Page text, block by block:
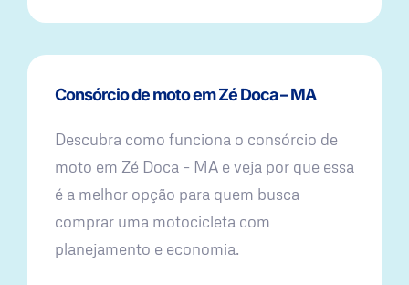
Consórcio de moto em Zé Doca – MA
Descubra como funciona o consórcio de
moto em Zé Doca – MA e veja por que essa
é a melhor opção para quem busca
comprar uma motocicleta com
planejamento e economia.